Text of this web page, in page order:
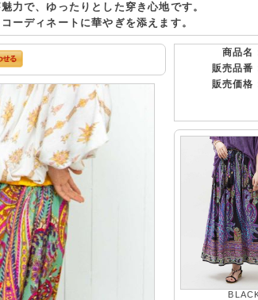
力で、ゆったりとした穿き心地です。
ーディネートに華やぎを添えます。
商品名
販売品番
販売価格